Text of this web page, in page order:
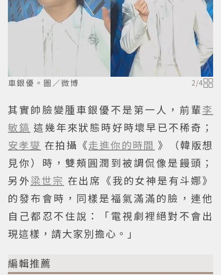
車銀優。圖／微博 2/4
其實帥臉變腫車銀優不是第一人，前輩李
敏鎬 這幾年來狀態時好時壞早已不稀奇；
安孝燮 在拍攝《走進你的時間 》（韓版想
見你）時，雙頰圓潤到被調侃像是饅頭；
另外梁世宗 在出席《我的女神是有斗娜》
的發布會時，同樣是福氣滿滿的臉，連他
自己都忍不住說：「電視劇裡絕對不會出
現這樣，請大家別擔心。」
編輯推薦